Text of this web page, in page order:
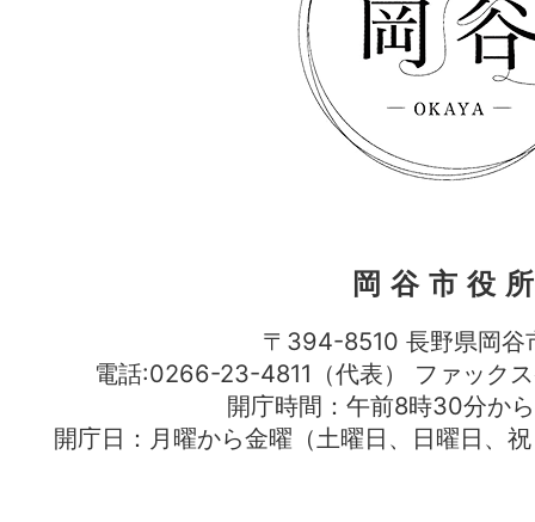
岡谷市役
〒394-8510 長野県岡谷
電話:0266-23-4811（代表） ファッ
開庁時間：午前8時30分か
開庁日：月曜から金曜（土曜日、日曜日、